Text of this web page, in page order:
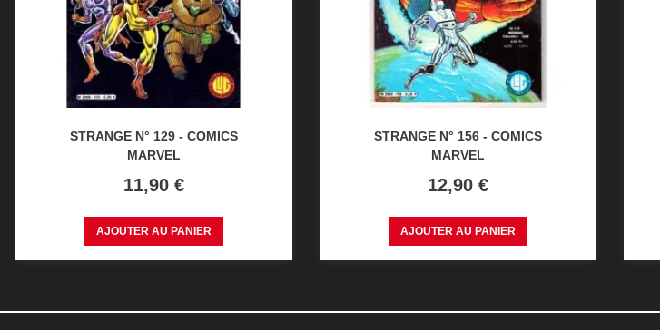
STRANGE N° 129 - COMICS
MARVEL
Prix
11,90 €
AJOUTER AU PANIER
STRANGE N° 156 - COMICS
MARVEL
Prix
12,90 €
AJOUTER AU PANIER